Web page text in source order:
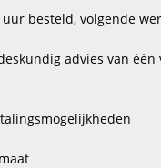
besteld, volgende
advies van één